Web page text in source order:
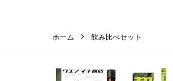
ホーム 飲み比べセット